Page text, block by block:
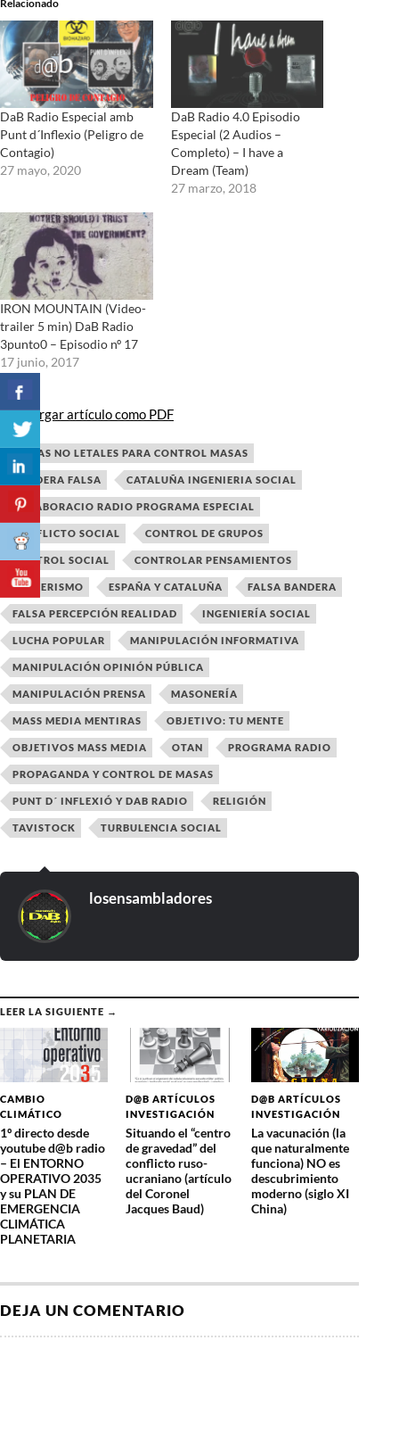
Relacionado
DaB Radio Especial amb
Punt d´Inflexio (Peligro de
Contagio)
27 mayo, 2020
DaB Radio 4.0 Episodio
Especial (2 Audios –
Completo) – I have a
Dream (Team)
27 marzo, 2018
IRON MOUNTAIN (Video-
trailer 5 min) DaB Radio
3punto0 – Episodio nº 17
17 junio, 2017
Descargar artículo como PDF
ARMAS NO LETALES PARA CONTROL MASAS
BANDERA FALSA CATALUÑA INGENIERIA SOCIAL
COLABORACIO RADIO PROGRAMA ESPECIAL
CONFLICTO SOCIAL CONTROL DE GRUPOS
CONTROL SOCIAL CONTROLAR PENSAMIENTOS
ESOTERISMO ESPAÑA Y CATALUÑA FALSA BANDERA
FALSA PERCEPCIÓN REALIDAD INGENIERÍA SOCIAL
LUCHA POPULAR MANIPULACIÓN INFORMATIVA
MANIPULACIÓN OPINIÓN PÚBLICA
MANIPULACIÓN PRENSA MASONERÍA
MASS MEDIA MENTIRAS OBJETIVO: TU MENTE
OBJETIVOS MASS MEDIA OTAN PROGRAMA RADIO
PROPAGANDA Y CONTROL DE MASAS
PUNT D´ INFLEXIÓ Y DAB RADIO RELIGIÓN
TAVISTOCK TURBULENCIA SOCIAL
losensambladores
LEER LA SIGUIENTE →
CAMBIO
CLIMÁTICO
1º directo desde
youtube d@b radio
– El ENTORNO
OPERATIVO 2035
y su PLAN DE
EMERGENCIA
CLIMÁTICA
PLANETARIA
D@B ARTÍCULOS
INVESTIGACIÓN
Situando el “centro
de gravedad” del
conflicto ruso-
ucraniano (artículo
del Coronel
Jacques Baud)
D@B ARTÍCULOS
INVESTIGACIÓN
La vacunación (la
que naturalmente
funciona) NO es
descubrimiento
moderno (siglo XI
China)
DEJA UN COMENTARIO